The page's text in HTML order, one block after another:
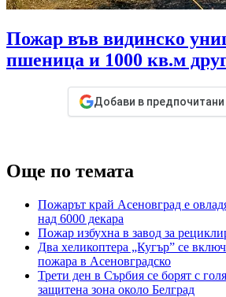
Пожар във видинско
пшеница и 1000 кв.м
Добави в
Още по темата
Пожарът край Асеновград е
над 6000 декара
Пожар избухна в завод за
Два хеликоптера „Кугър” се
пожара в Асеновградско
Трети ден в Сърбия се борят с
защитена зона около Белград